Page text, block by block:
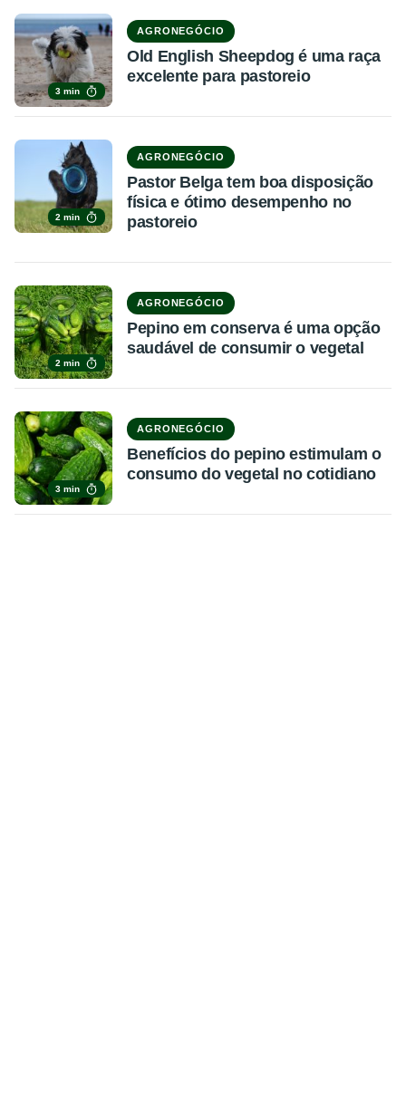
3 min
AGRONEGÓCIO
Old English Sheepdog é uma raça
excelente para pastoreio
2 min
AGRONEGÓCIO
Pastor Belga tem boa disposição
física e ótimo desempenho no
pastoreio
2 min
AGRONEGÓCIO
Pepino em conserva é uma opção
saudável de consumir o vegetal
3 min
AGRONEGÓCIO
Benefícios do pepino estimulam o
consumo do vegetal no cotidiano